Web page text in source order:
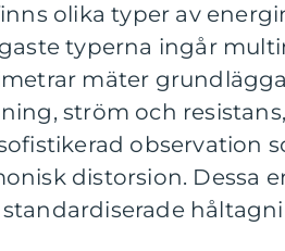
olika typer av
typerna ingår
mäter
ström och
observation
distorsion. Dessa